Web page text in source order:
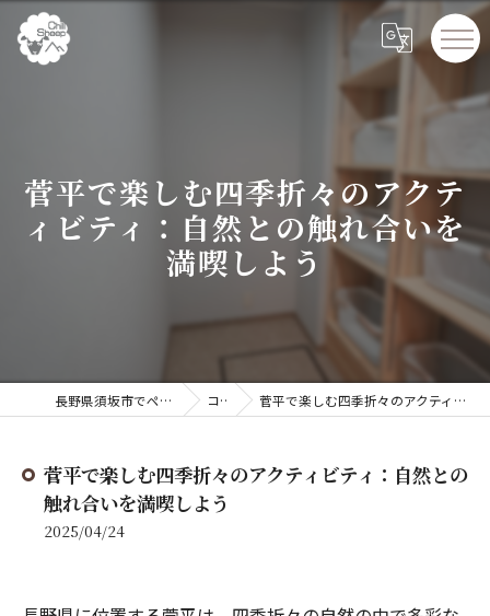
菅平で楽しむ四季折々のアクテ
ィビティ：自然との触れ合いを
満喫しよう
長野県須坂市でペンションならChillSheep コラム 菅平で楽しむ四季折々のアクティビティ：自然との触れ合いを満喫しよう
菅平で楽しむ四季折々のアクティビティ：自然との
触れ合いを満喫しよう
2025/04/24